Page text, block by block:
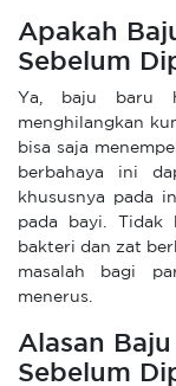
Apakah
Sebelum
Ya, baju baru
menghilangkan
bisa saja
berbahaya ini
khususnya pada
pada bayi. Tidak
bakteri dan zat
masalah bagi
menerus.
Alasan
Sebelum